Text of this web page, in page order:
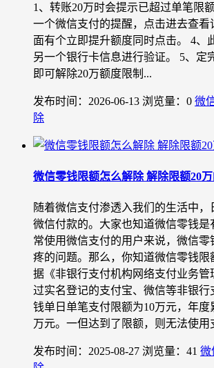
1、转账20万时会提示已超过单笔限
一个微信支付的提醒，点击进去查看
面有个立即提升额度同时点击。 4、
另一个银行卡信息进行验证。 5、定
即可解除20万额度限制...
发布时间：2026-06-13 浏览量：0 微
除
微信零钱限额怎么解除 解除限额20
随着微信支付渗透入我们的生活中
微信付款的。大家也知道微信零钱是
常使用微信支付的用户来说，微信零
疼的问题。那么，你知道微信零钱限
据《非银行支付机构网络支付业务管
过实名登记的支付宝、微信等非银行
钱单日单笔支付限额为10万元，年度
万元。一但达到了限额，则无法使用
发布时间：2025-08-27 浏览量：41 微